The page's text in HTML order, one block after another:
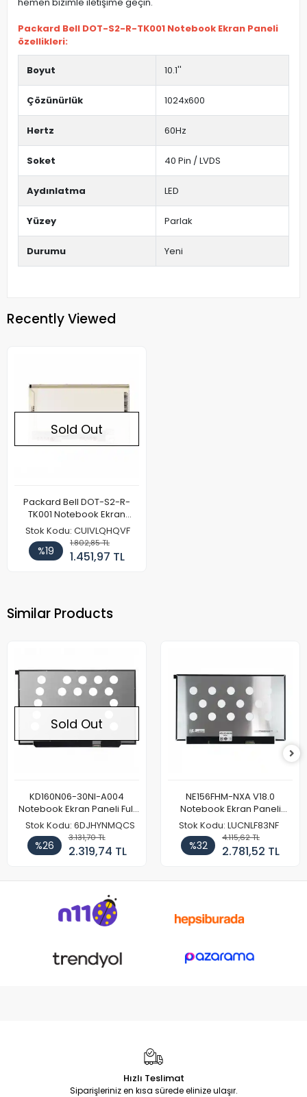
Packard Bell DOT-S2-R-TK001 Notebook Ekran Paneli
özellikleri:
Boyut 10.1''
Çözünürlük 1024x600
Hertz 60Hz
Soket 40 Pin / LVDS
Aydınlatma LED
Yüzey Parlak
Durumu Yeni
Recently Viewed
Sold Out
Packard Bell DOT-S2-R-
TK001 Notebook Ekran
Paneli
Stok Kodu: CUIVLQHQVF
%19
1.802,85 TL
1.451,97 TL
Similar Products
Sold Out
KD160N06-30NI-A004
Notebook Ekran Paneli Full
HD
Stok Kodu: 6DJHYNMQCS
%26
3.131,70 TL
2.319,74 TL
NE156FHM-NXA V18.0
Notebook Ekran Paneli
144Hz
Stok Kodu: LUCNLF83NF
%32
4.115,62 TL
2.781,52 TL
Hızlı Teslimat
Siparişleriniz en kısa sürede elinize ulaşır.